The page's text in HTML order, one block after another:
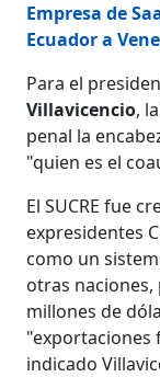
Empresa de
Ecuador a
Para el
Villavicencio,
penal la
"quien es el
El SUCRE fue
expresidentes
como un
otras naciones,
millones de
"exportaciones
indicado